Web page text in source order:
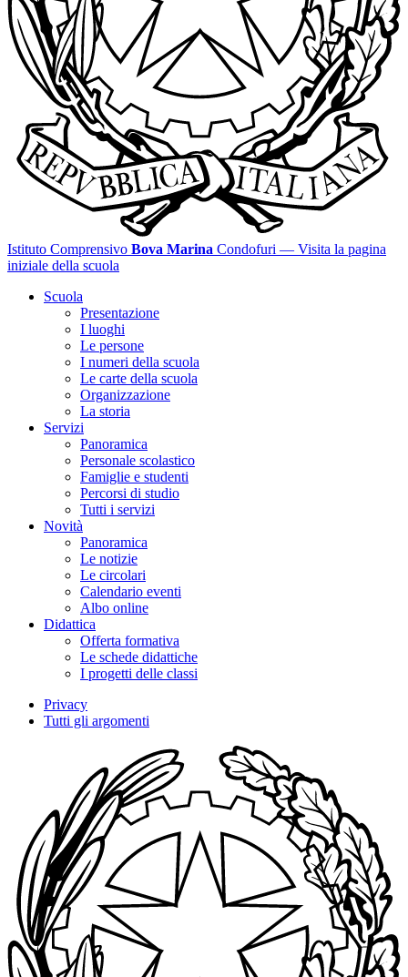
Istituto Comprensivo Bova Marina Condofuri — Visita la pagina
iniziale della scuola
Scuola
Presentazione
I luoghi
Le persone
I numeri della scuola
Le carte della scuola
Organizzazione
La storia
Servizi
Panoramica
Personale scolastico
Famiglie e studenti
Percorsi di studio
Tutti i servizi
Novità
Panoramica
Le notizie
Le circolari
Calendario eventi
Albo online
Didattica
Offerta formativa
Le schede didattiche
I progetti delle classi
Privacy
Tutti gli argomenti